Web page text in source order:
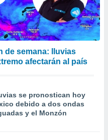
de semana: lluvias
afectarán al país
se pronostican hoy
debido a dos ondas
y el Monzón